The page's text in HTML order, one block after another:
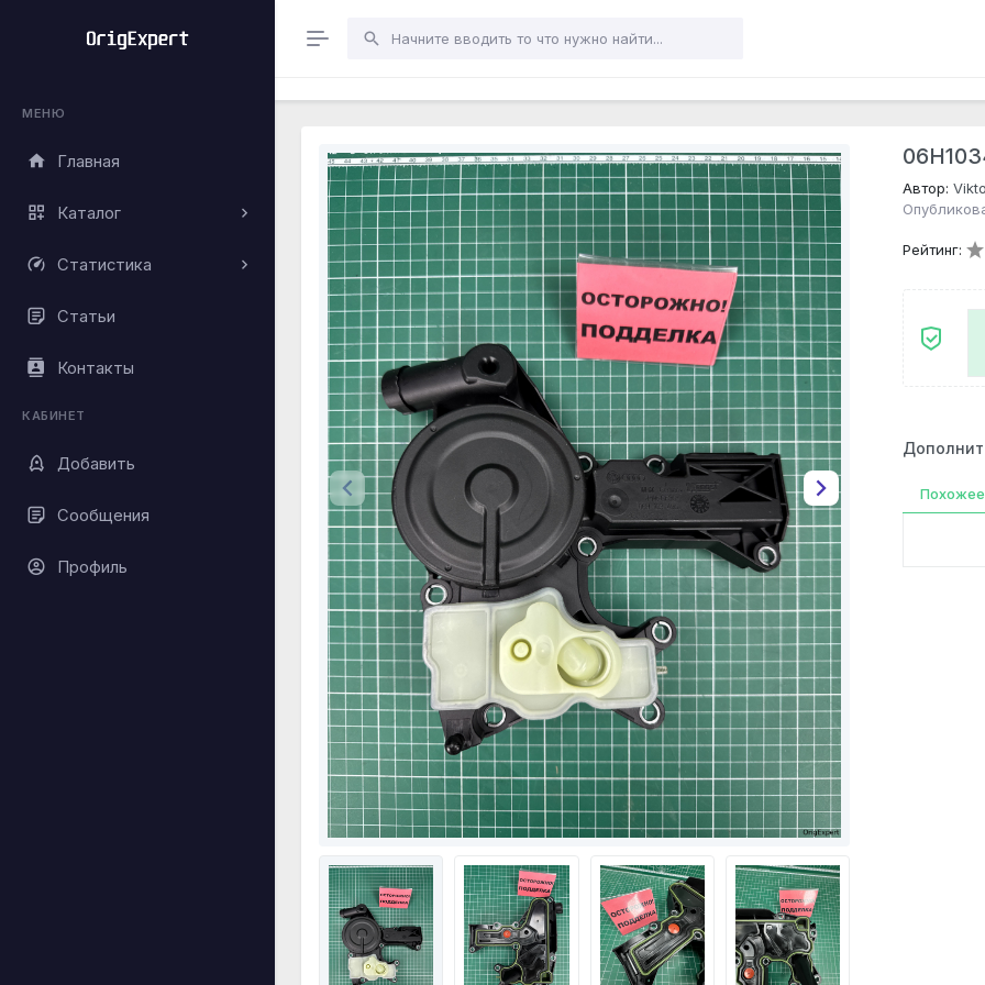
МЕНЮ
Главная
Каталог
Статистика
Статьи
Контакты
КАБИНЕТ
Добавить
Сообщения
Профиль
Автор:
Рейтинг:
Похожее